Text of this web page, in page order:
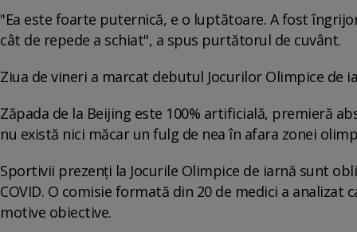
"Ea este foarte puternică, e o luptătoare. A fost
cât de repede a schiat", a spus purtătorul de cuvânt.
Ziua de vineri a marcat debutul Jocurilor Olimpice de
Zăpada de la Beijing este 100% artificială, premieră
nu există nici măcar un fulg de nea în afara zonei
Sportivii prezenți la Jocurile Olimpice de iarnă sunt
COVID. O comisie formată din 20 de medici a
motive obiective.